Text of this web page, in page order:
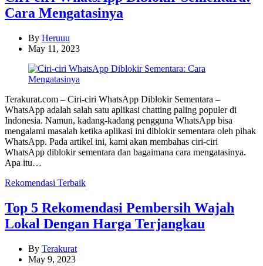
Cara Mengatasinya
By Heruuu
May 11, 2023
Terakurat.com – Ciri-ciri WhatsApp Diblokir Sementara –
WhatsApp adalah salah satu aplikasi chatting paling populer di
Indonesia. Namun, kadang-kadang pengguna WhatsApp bisa
mengalami masalah ketika aplikasi ini diblokir sementara oleh pihak
WhatsApp. Pada artikel ini, kami akan membahas ciri-ciri
WhatsApp diblokir sementara dan bagaimana cara mengatasinya.
Apa itu…
Categories
Rekomendasi Terbaik
Top 5 Rekomendasi Pembersih Wajah
Lokal Dengan Harga Terjangkau
By Terakurat
May 9, 2023